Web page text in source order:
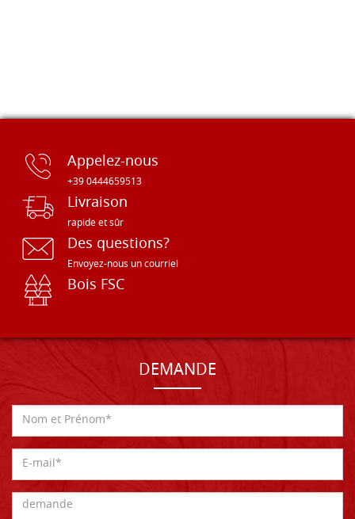
Appelez-nous
+39 0444659513
Livraison
rapide et sûr
Des questions?
Envoyez-nous un courriel
Bois FSC
DEMANDE